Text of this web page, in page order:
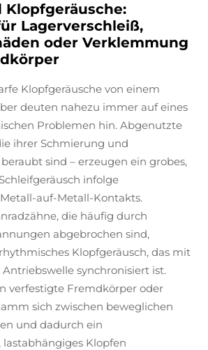
Klopfgeräusche:
Lagerverschleiß,
oder Verklemmung
Klopfgeräusche von einem
deuten nahezu immer auf eines
Problemen hin. Abgenutzte
ihrer Schmierung und
sind – erzeugen ein grobes,
infolge
auf-Metall-Kontakts.
die häufig durch
abgebrochen sind,
Klopfgeräusch, das mit
synchronisiert ist.
verfestigte Fremdkörper oder
sich zwischen beweglichen
und dadurch ein
Klopfen